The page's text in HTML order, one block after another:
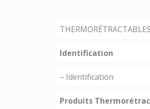
Identification
– Identification
Produits